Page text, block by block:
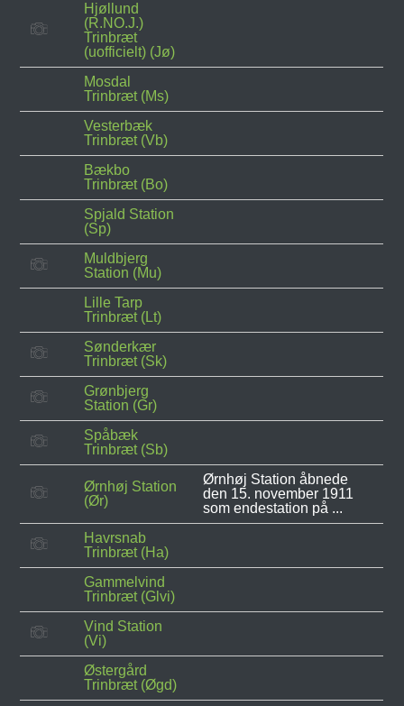
Hjøllund
(R.NO.J.)
Trinbræt
(uofficielt) (Jø)
Mosdal
Trinbræt (Ms)
Vesterbæk
Trinbræt (Vb)
Bækbo
Trinbræt (Bo)
Spjald Station
(Sp)
Muldbjerg
Station (Mu)
Lille Tarp
Trinbræt (Lt)
Sønderkær
Trinbræt (Sk)
Grønbjerg
Station (Gr)
Spåbæk
Trinbræt (Sb)
Ørnhøj Station
(Ør)
Ørnhøj Station åbnede
den 15. november 1911
som endestation på ...
Havrsnab
Trinbræt (Ha)
Gammelvind
Trinbræt (Glvi)
Vind Station
(Vi)
Østergård
Trinbræt (Øgd)